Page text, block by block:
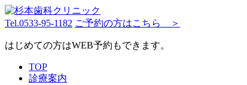
Tel.0533-95-1182 ご予約の方はこちら ＞
はじめての方はWEB予約もできます。
TOP
診療案内